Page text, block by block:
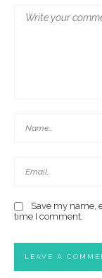
Save my name,
time I comment.